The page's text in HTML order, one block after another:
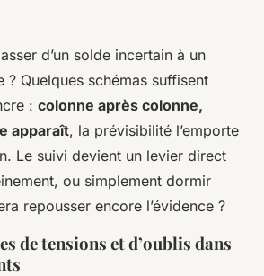
d’un solde incertain à un
? Quelques schémas suffisent
: colonne après colonne,
apparaît, la prévisibilité l’emporte
Le suivi devient un levier direct
ou simplement dormir
repousser encore l’évidence ?
de tensions et d’oublis dans